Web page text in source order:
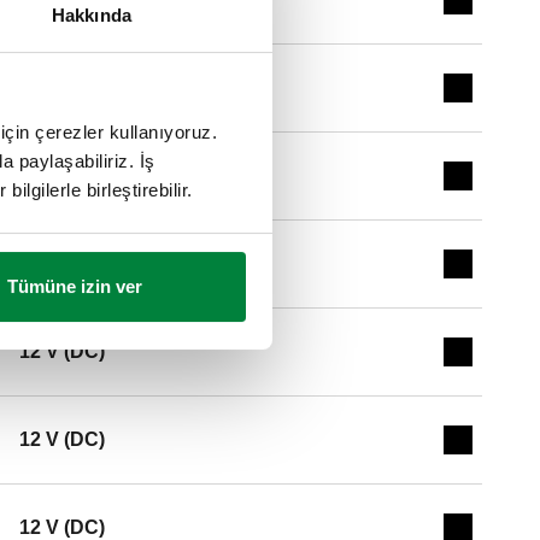
Hakkında
çerezler kullanıyoruz.
paylaşabiliriz. İş
bilgilerle birleştirebilir.
Tümüne izin ver
Expand
Expand
24 V AC
Expand
Expand
12 V (DC)
Expand
12 V (DC)
Expand
12 V (DC)